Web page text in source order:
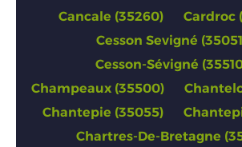
Cancale (35260)
Cardroc
Cesson Sevigné
Cesson-Sévigné
Champeaux (35500)
Chantepie (35055)
Chartres-De-Bretagne